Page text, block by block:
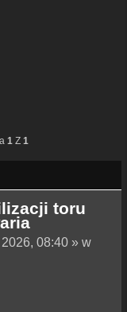
1 Z 1
toru
08:40 » w